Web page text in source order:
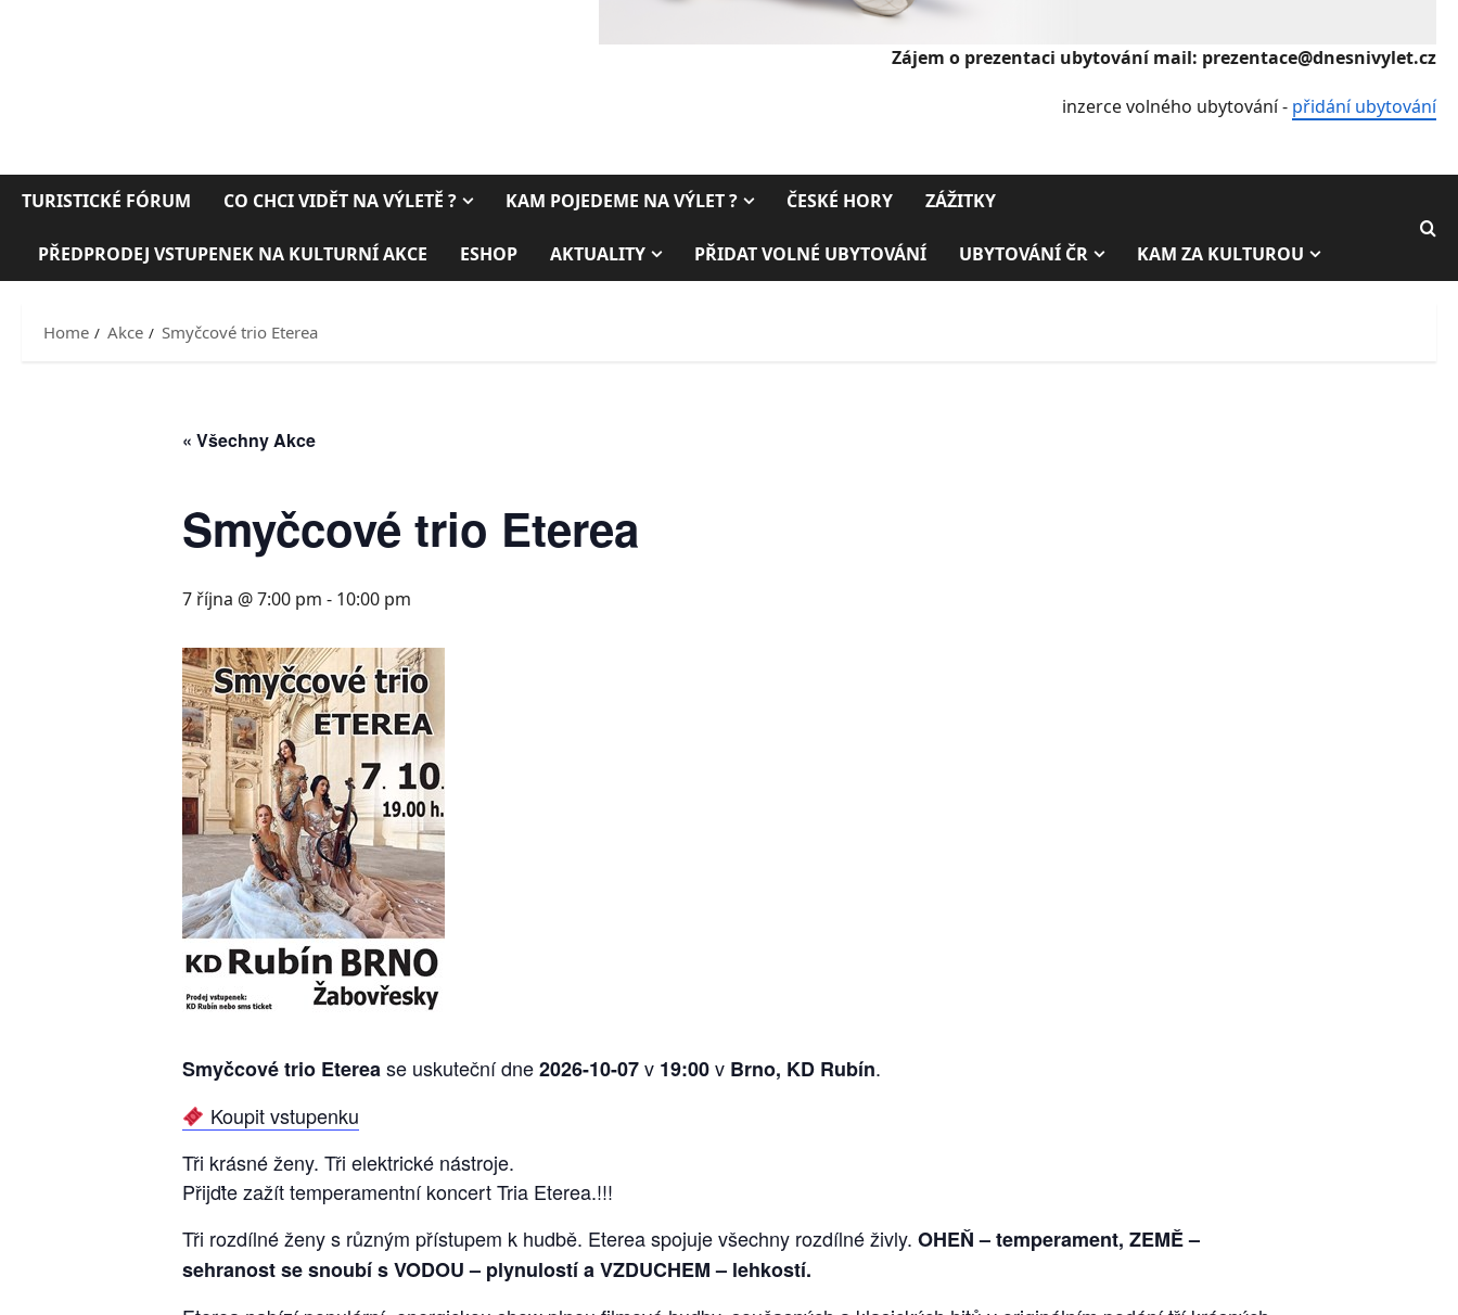
Zájem o prezentaci ubytování mail: prezentace@dnesnivylet.cz
inzerce volného ubytování - přidání ubytování
TURISTICKÉ FÓRUM CO CHCI VIDĚT NA VÝLETĚ ? KAM POJEDEME NA VÝLET ? ČESKÉ HORY ZÁŽITKY
PŘEDPRODEJ VSTUPENEK NA KULTURNÍ AKCE ESHOP AKTUALITY PŘIDAT VOLNÉ UBYTOVÁNÍ UBYTOVÁNÍ ČR KAM ZA KULTUROU
Home Akce Smyčcové trio Eterea
« Všechny Akce
Smyčcové trio Eterea
7 října @ 7:00 pm - 10:00 pm
Smyčcové trio Eterease uskuteční dne2026-10-07v 19:00v Brno, KD Rubín.
Koupit vstupenku
Tři krásné ženy. Tři elektrické nástroje.
Přijďte zažít temperamentní koncert Tria Eterea.!!!
Tři rozdílné ženy s různým přístupem k hudbě. Eterea spojuje všechny rozdílné živly. OHEŇ – temperament, ZEMĚ –
sehranost se snoubí s VODOU – plynulostí a VZDUCHEM – lehkostí.